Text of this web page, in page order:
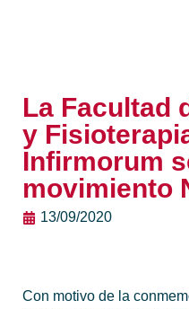
La Facultad
y
Infirmorum
movimiento
13/09/2020
Con motivo de la